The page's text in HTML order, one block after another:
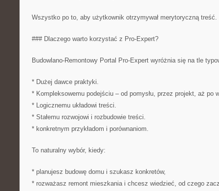
Wszystko po to, aby użytkownik otrzymywał merytoryczną
### Dlaczego warto korzystać z Pro-Expert?
Budowlano-Remontowy Portal Pro-Expert wyróżnia się na tle
* Dużej dawce praktyki.
* Kompleksowemu podejściu – od pomysłu, przez projekt, aż po
* Logicznemu układowi treści.
* Stałemu rozwojowi i rozbudowie treści.
* konkretnym przykładom i porównaniom.
To naturalny wybór, kiedy:
* planujesz budowę domu i szukasz konkretów,
* rozważasz remont mieszkania i chcesz wiedzieć, od czego